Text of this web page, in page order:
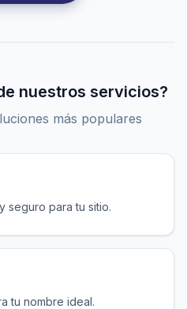
nuestros servicios?
más populares
seguro para tu sitio.
tu nombre ideal.